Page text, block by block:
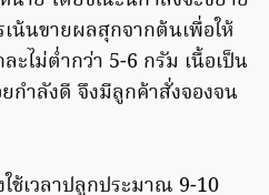
น้นขายผลสุกจากต้นเพื่อให้
ไม่ต่ำกว่า 5-6 กรัม เนื้อเป็น
กำลังดี จึงมีลูกค้าสั่งจองจน
ช้เวลาปลูกประมาณ 9-10